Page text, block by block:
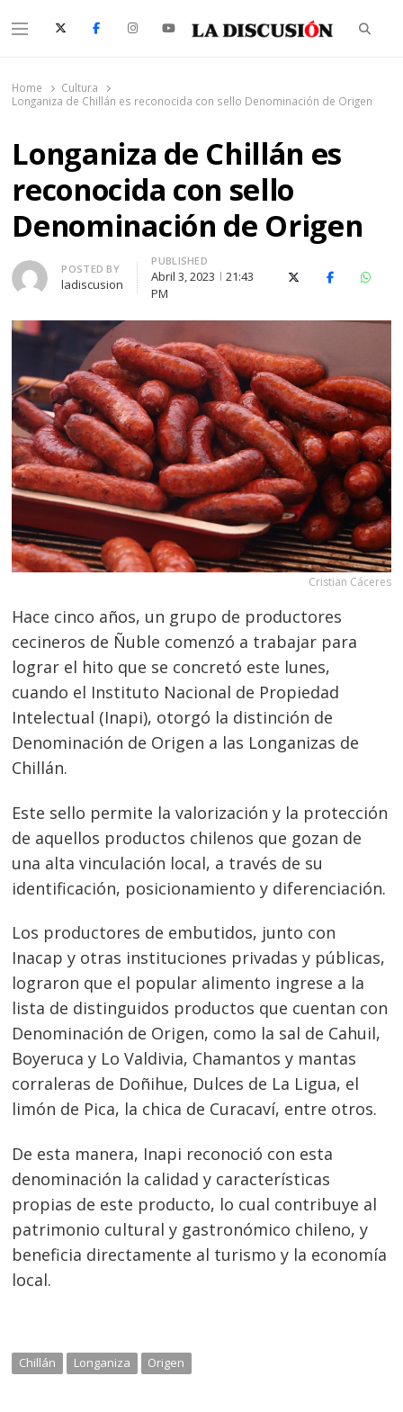
Menu
Home
Cultura
Longaniza de Chillán es reconocida con sello Denominación de Origen
Longaniza de Chillán es
reconocida con sello
Denominación de Origen
Author
POSTED BY
ladiscusion
PUBLISHED
Abril 3, 2023
21:43
PM
X (Twitter)Facebook
Cristian Cáceres
Hace cinco años, un grupo de productores
cecineros de Ñuble comenzó a trabajar para
lograr el hito que se concretó este lunes,
cuando el Instituto Nacional de Propiedad
Intelectual (Inapi), otorgó la distinción de
Denominación de Origen a las Longanizas de
Chillán.
Este sello permite la valorización y la protección
de aquellos productos chilenos que gozan de
una alta vinculación local, a través de su
identificación, posicionamiento y diferenciación.
Los productores de embutidos, junto con
Inacap y otras instituciones privadas y públicas,
lograron que el popular alimento ingrese a la
lista de distinguidos productos que cuentan con
Denominación de Origen, como la sal de Cahuil,
Boyeruca y Lo Valdivia, Chamantos y mantas
corraleras de Doñihue, Dulces de La Ligua, el
limón de Pica, la chica de Curacaví, entre otros.
De esta manera, Inapi reconoció con esta
denominación la calidad y características
propias de este producto, lo cual contribuye al
patrimonio cultural y gastronómico chileno, y
beneficia directamente al turismo y la economía
local.
Chillán Longaniza Origen
Navegación
de
entradas